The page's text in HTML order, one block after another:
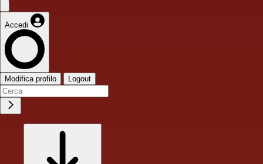
Accedi
Modifica profilo Logout